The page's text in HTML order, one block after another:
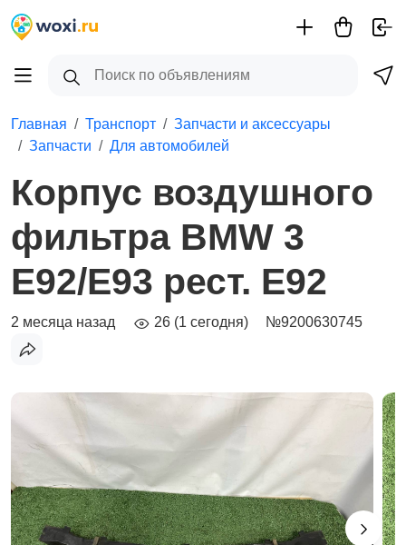
Главная Транспорт
Запчасти и аксессуары
Запчасти
Для автомобилей
Корпус воздушногo
фильтра BMW 3
E92/E93 рест. E92
2 месяца назад 26 (1 сегодня) №9200630745